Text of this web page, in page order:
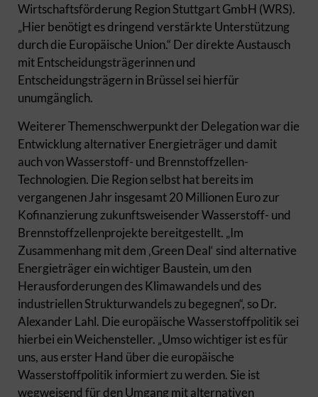
Wirtschaftsförderung Region Stuttgart GmbH (WRS).
„Hier benötigt es dringend verstärkte Unterstützung
durch die Europäische Union.“ Der direkte Austausch
mit Entscheidungsträgerinnen und
Entscheidungsträgern in Brüssel sei hierfür
unumgänglich.
Weiterer Themenschwerpunkt der Delegation war die
Entwicklung alternativer Energieträger und damit
auch von Wasserstoff- und Brennstoffzellen-
Technologien. Die Region selbst hat bereits im
vergangenen Jahr insgesamt 20 Millionen Euro zur
Kofinanzierung zukunftsweisender Wasserstoff- und
Brennstoffzellenprojekte bereitgestellt. „Im
Zusammenhang mit dem ‚Green Deal‘ sind alternative
Energieträger ein wichtiger Baustein, um den
Herausforderungen des Klimawandels und des
industriellen Strukturwandels zu begegnen“, so Dr.
Alexander Lahl. Die europäische Wasserstoffpolitik sei
hierbei ein Weichensteller. „Umso wichtiger ist es für
uns, aus erster Hand über die europäische
Wasserstoffpolitik informiert zu werden. Sie ist
wegweisend für den Umgang mit alternativen